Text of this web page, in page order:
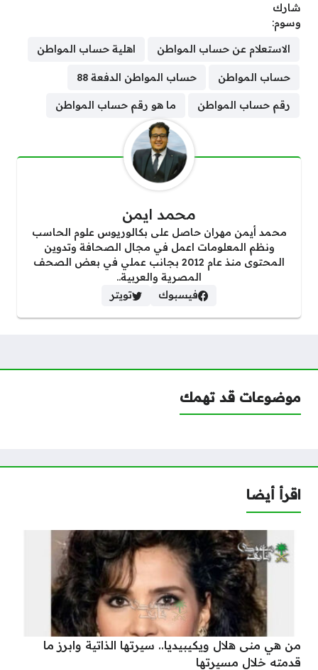
شارك
وسوم:
الاستعلام عن حساب المواطن اهلية حساب المواطن
حساب المواطن حساب المواطن الدفعة 88
رقم حساب المواطن ما هو رقم حساب المواطن
محمد ايمن
محمد أيمن مهران حاصل على بكالوريوس علوم الحاسب
ونظم المعلومات اعمل في مجال الصحافة وتدوين
المحتوى منذ عام 2012 بجانب عملي في بعض الصحف
المصرية والعربية..
فيسبوك
تويتر
موضوعات قد تهمك
اقرأ أيضا
من هي منى هلال ويكيبيديا.. سيرتها الذاتية وابرز ما
قدمته خلال مسيرتها